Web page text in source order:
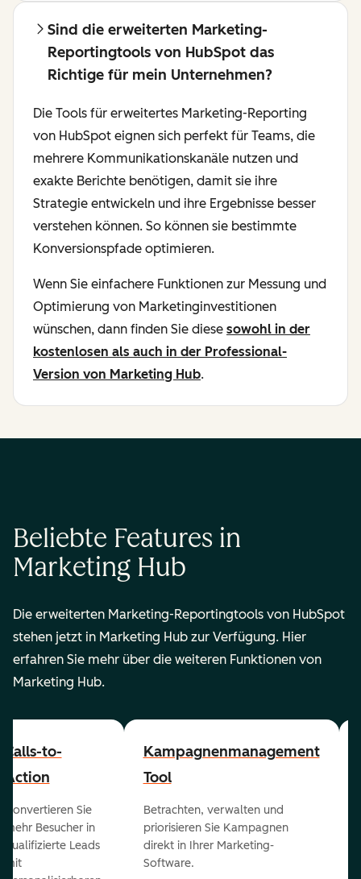
Sind die erweiterten Marketing-
Reportingtools von HubSpot das
Richtige für mein Unternehmen?
Die Tools für erweitertes Marketing-Reporting
von HubSpot eignen sich perfekt für Teams, die
mehrere Kommunikationskanäle nutzen und
exakte Berichte benötigen, damit sie ihre
Strategie entwickeln und ihre Ergebnisse besser
verstehen können. So können sie bestimmte
Konversionspfade optimieren.
Wenn Sie einfachere Funktionen zur Messung und
Optimierung von Marketinginvestitionen
wünschen, dann finden Sie diese sowohl in der
kostenlosen als auch in der Professional-
Version von Marketing Hub.
Beliebte Features in
Marketing Hub
Die erweiterten Marketing-Reportingtools von HubSpot
stehen jetzt in Marketing Hub zur Verfügung. Hier
erfahren Sie mehr über die weiteren Funktionen von
Marketing Hub.
Calls-to-
Action
Konvertieren Sie
mehr Besucher in
qualifizierte Leads
mit
Kampagnenmanagement
Tool
Betrachten, verwalten und
priorisieren Sie Kampagnen
direkt in Ihrer Marketing-
Software.